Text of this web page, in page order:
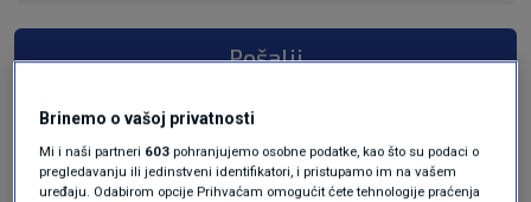
Pošalji
Brinemo o vašoj privatnosti
Mi i naši partneri 603 pohranjujemo osobne podatke, kao što su podaci o
pregledavanju ili jedinstveni identifikatori, i pristupamo im na vašem
uređaju. Odabirom opcije Prihvaćam omogućit ćete tehnologije praćenja